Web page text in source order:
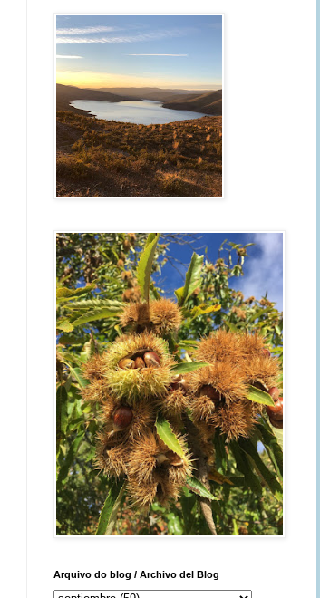
Arquivo do blog / Archivo del Blog